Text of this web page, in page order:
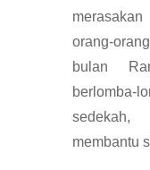
orang-
bulan
sedekah,
membantu